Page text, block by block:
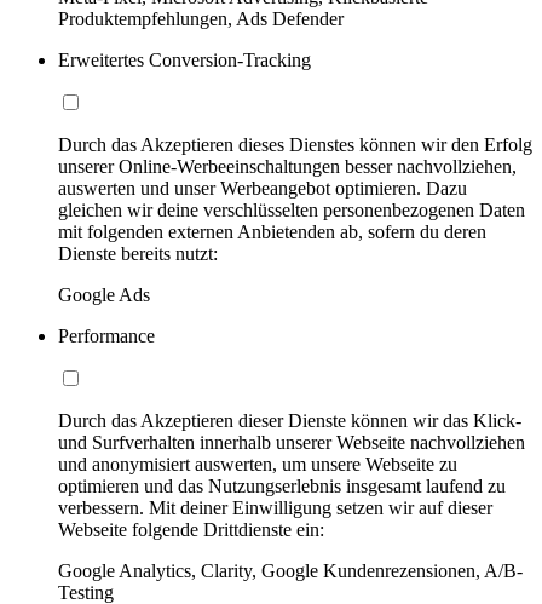
Produktempfehlungen, Ads Defender
Erweitertes Conversion-Tracking
Durch das Akzeptieren dieses Dienstes können wir den Erfolg
unserer Online-Werbeeinschaltungen besser nachvollziehen,
auswerten und unser Werbeangebot optimieren. Dazu
gleichen wir deine verschlüsselten personenbezogenen Daten
mit folgenden externen Anbietenden ab, sofern du deren
Dienste bereits nutzt:
Google Ads
Performance
Durch das Akzeptieren dieser Dienste können wir das Klick-
und Surfverhalten innerhalb unserer Webseite nachvollziehen
und anonymisiert auswerten, um unsere Webseite zu
optimieren und das Nutzungserlebnis insgesamt laufend zu
verbessern. Mit deiner Einwilligung setzen wir auf dieser
Webseite folgende Drittdienste ein:
Google Analytics, Clarity, Google Kundenrezensionen, A/B-
Testing